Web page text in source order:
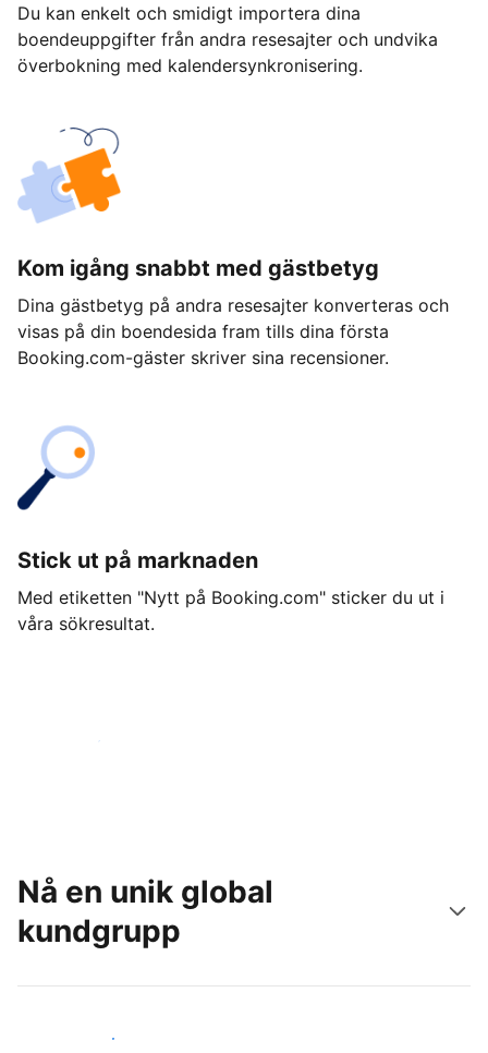
Du kan enkelt och smidigt importera dina
boendeuppgifter från andra resesajter och undvika
överbokning med kalendersynkronisering.
Kom igång snabbt med gästbetyg
Dina gästbetyg på andra resesajter konverteras och
visas på din boendesida fram tills dina första
Booking.com-gäster skriver sina recensioner.
Stick ut på marknaden
Med etiketten "Nytt på Booking.com" sticker du ut i
våra sökresultat.
Kom igång idag
Nå en unik global
kundgrupp
Nå nya gäster idag